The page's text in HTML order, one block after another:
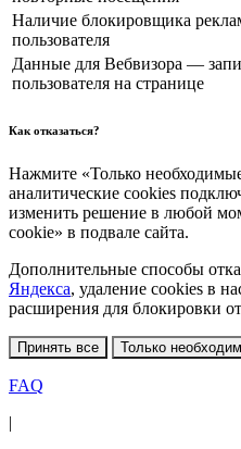
Наличие блокировщика
пользователя
Данные для Вебвизора —
пользователя на странице
Как отказаться?
Нажмите «Только
аналитические cookies
изменить решение в любой
cookie» в подвале сайта.
Дополнительные способы
Яндекса, удаление cookies в
расширения для блокировки
Принять все Только
FAQ
|